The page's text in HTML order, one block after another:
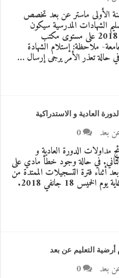
الأولى ماستر عن بعد تخصص
2018/2017 أن تسليم الشهادات المدرسية سيكون
إبتداءا من يوم الأحد 21 جانفي 2018 على مستوى مكتب
ملاحظة: إستلام الشهادة
حالة تعذر الأمر يرجى إرسال …
العادية و الاستدراكية
بعد
0
مداولات الدورة العادية و
في حالة وجود خطأ مادي على
أثناء فترة التسجيلات الممتدة من
يوم الأحد 14 جانفي2018 إلى غاية يوم الخميس 18 جانفي 2018.
التعليم عن بعد
بعد
0